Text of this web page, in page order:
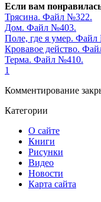
Если вам
Трясина. Файл №322.
Дом. Файл №403.
Поле, где я умер.
Кровавое действо.
Терма. Файл №410.
1
Комментирование
Категории
О сайте
Книги
Рисунки
Видео
Новости
Карта сайта